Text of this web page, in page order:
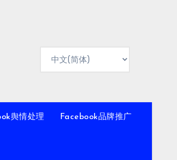
舆情处理 Facebook品牌推广